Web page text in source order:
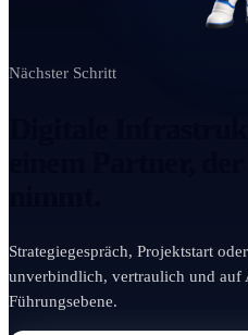
Nächster Schritt
Strategiegespräch, Projektstart
unverbindlich, vertraulich und auf
Führungsebene.